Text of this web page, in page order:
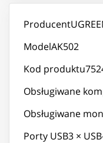
ModelAK502
Kod
Obsługiwane
Obsługiwane
Porty USB3 ×